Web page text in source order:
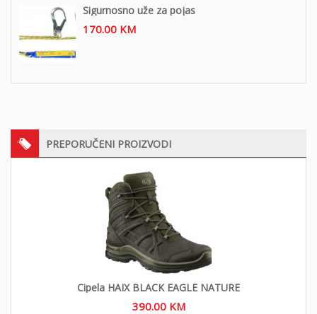
Sigurnosno uže za pojas
170.00 KM
PREPORUČENI PROIZVODI
Cipela HAIX BLACK EAGLE NATURE
390.00 KM